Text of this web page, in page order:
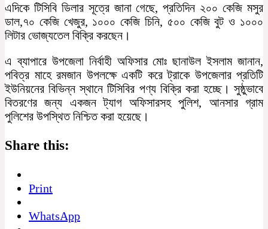
এদিকে টিসিবি ডিলার সূত্রে জানা গেছে, প্রতিদিন ২০০ কেজি মসুর
ডাল,৭০ কেজি খেজুর, ১০০০ কেজি চিনি, ৫০০ কেজি বুট ও ১০০০
লিটার ভোজ্যতেল বিক্রি করছেন।
এ ব্যাপারে উপজেলা নির্বাহী অফিসার মোঃ ছানাউল ইসলাম জানান,
পবিত্র মাহে রমজান উপলক্ষে একটি করে ট্রাকে উপজেলার প্রতিটি
ইউনিয়নের বিভিন্ন স্থানে টিসিবির পণ্য বিক্রি করা হচ্ছে। সুষ্ঠুভাবে
বিতরণের জন্য একজন ট্যাগ অফিসারসহ পুলিশ, আনসার গ্রাম
পুলিশের উপস্থিত নিশ্চিত করা হয়েছে।
Share this:
Print
WhatsApp